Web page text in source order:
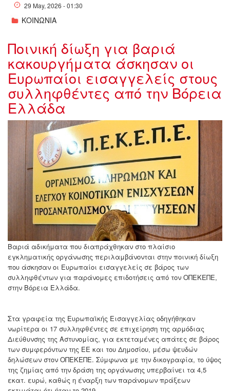
29 May, 2026 - 01:30
ΚΟΙΝΩΝΙΑ
Ποινική δίωξη για βαριά
κακουργήματα άσκησαν οι
Ευρωπαίοι εισαγγελείς στους
συλληφθέντες από την Βόρεια
Ελλάδα
w28-
Βαριά αδικήματα που διαπράχθηκαν στο πλαίσιο
εγκληματικής οργάνωσης περιλαμβάνονται στην ποινική δίωξη
που άσκησαν οι Ευρωπαίοι εισαγγελείς σε βάρος των
συλληφθέντων για παράνομες επιδοτήσεις από τον ΟΠΕΚΕΠΕ,
στην Βόρεια Ελλάδα.
Στα γραφεία της Ευρωπαϊκής Εισαγγελίας οδηγήθηκαν
νωρίτερα οι 17 συλληφθέντες σε επιχείρηση της αρμόδιας
Διεύθυνσης της Αστυνομίας, για εκτεταμένες απάτες σε βάρος
των συμφερόντων της ΕΕ και του Δημοσίου, μέσω ψευδών
δηλώσεων στον ΟΠΕΚΕΠΕ. Σύμφωνα με την δικογραφία, το ύψος
της ζημίας από την δράση της οργάνωσης υπερβαίνει τα 4,5
εκατ. ευρώ, καθώς η έναρξη των παράνομων πράξεων